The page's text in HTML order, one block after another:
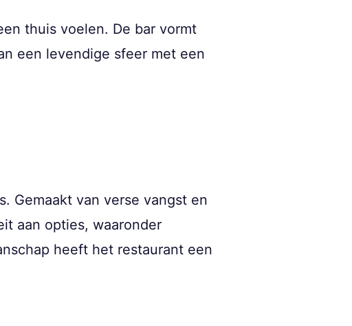
thuis voelen. De bar vormt
een levendige sfeer met een
Gemaakt van verse vangst en
aan opties, waaronder
heeft het restaurant een